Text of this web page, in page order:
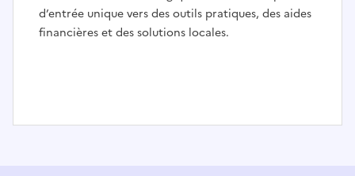
d’entrée unique vers des outils pratiques, des aides
financières et des solutions locales.